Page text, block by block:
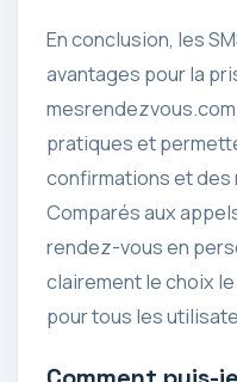
En conclusion, les
avantages pour la
pratiques et
confirmations et
Comparés aux
rendez-vous en
clairement le choix
pour tous les